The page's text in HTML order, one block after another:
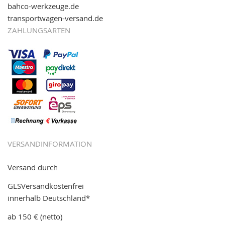
bahco-werkzeuge.de
transportwagen-versand.de
ZAHLUNGSARTEN
VERSANDINFORMATION
Versand durch
GLSVersandkostenfrei
innerhalb Deutschland*
ab 150 € (netto)